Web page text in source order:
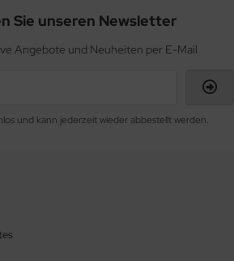
Sie unseren Newsletter
Angebote und Neuheiten per E-Mail
und kann jederzeit wieder abbestellt werden.